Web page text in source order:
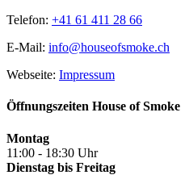
Telefon: +41 61 411 28 66
E-Mail: info@houseofsmoke.ch
Webseite: Impressum
Öffnungszeiten House of Smoke
Montag
11:00 - 18:30 Uhr
Dienstag bis Freitag